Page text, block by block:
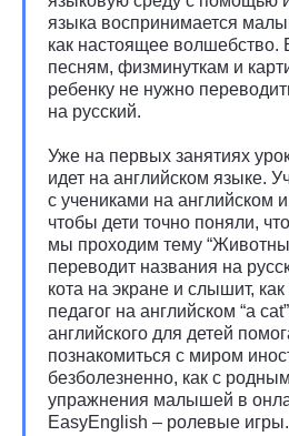
языка воспринимается
как настоящее волшебство.
песням, физминуткам и
ребенку не нужно
на русский.
Уже на первых занятиях
идет на английском языке.
с учениками на английском
чтобы дети точно поняли,
мы проходим тему
переводит названия на
кота на экране и слышит,
педагог на английском “a
английского для детей
познакомиться с миром
безболезненно, как с
упражнения малышей в
EasyEnglish – ролевые игры.